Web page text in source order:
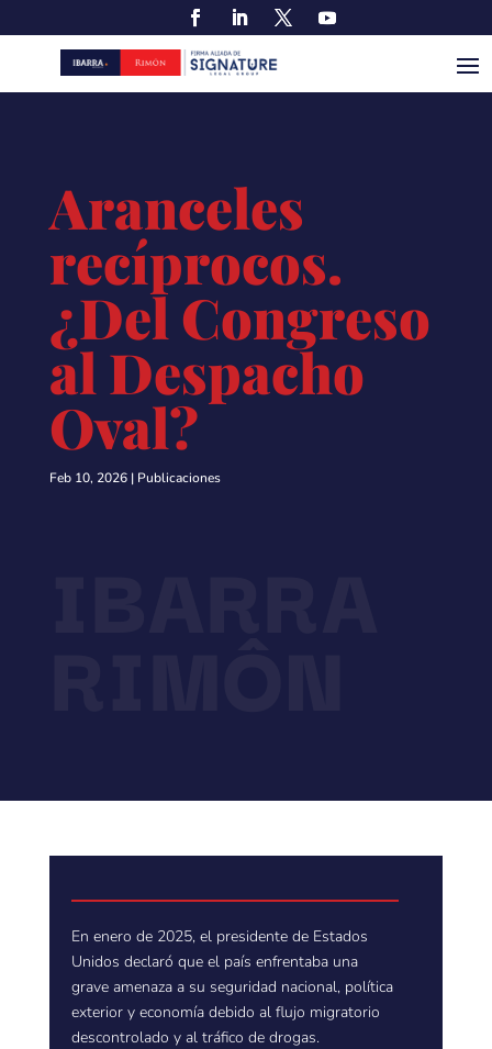
Aranceles
recíprocos.
¿Del Congreso
al Despacho
Oval?
Feb 10, 2026| Publicaciones
En enero de 2025, el presidente de Estados
Unidos declaró que el país enfrentaba una
grave amenaza a su seguridad nacional, política
exterior y economía debido al flujo migratorio
descontrolado y al tráfico de drogas.